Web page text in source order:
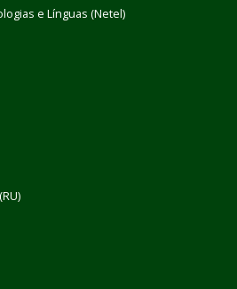
e Línguas (Netel)